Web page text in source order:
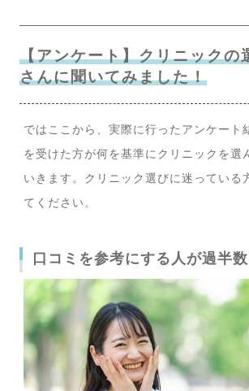
【アンケート】クリニックの
さんに聞いてみました！
ではここから、実際に行ったアンケート
を受けた方が何を基準にクリニックを選
いきます。クリニック選びに迷っている
てください。
口コミを参考にする人が過半